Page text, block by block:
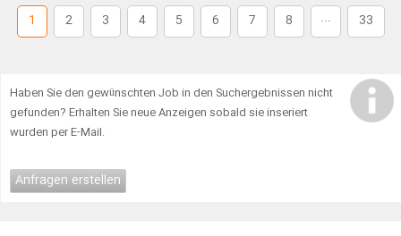
1 2 3 4 5 6 7 8 ... 33
Haben Sie den gewünschten Job in den Suchergebnissen nicht
gefunden? Erhalten Sie neue Anzeigen sobald sie inseriert
wurden per E-Mail.
Anfragen erstellen